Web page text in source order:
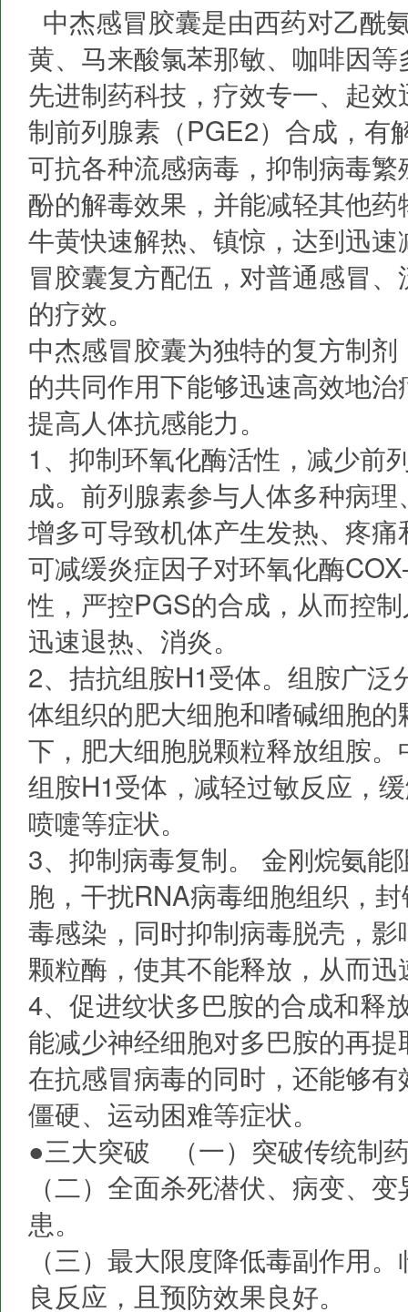
中杰感冒胶囊是由西药对乙酰
黄、马来酸氯苯那敏、咖啡因
先进制药科技，疗效专一、起
制前列腺素（PGE2）合成，有
可抗各种流感病毒，抑制病毒
酚的解毒效果，并能减轻其他
牛黄快速解热、镇惊，达到迅
冒胶囊复方配伍，对普通感冒
的疗效。
中杰感冒胶囊为独特的复方制
的共同作用下能够迅速高效地
提高人体抗感能力。
1、抑制环氧化酶活性，减少前
成。前列腺素参与人体多种病
增多可导致机体产生发热、疼
可减缓炎症因子对环氧化酶
性，严控PGS的合成，从而控
迅速退热、消炎。
2、拮抗组胺H1受体。组胺广
体组织的肥大细胞和嗜碱细胞
下，肥大细胞脱颗粒释放组胺
组胺H1受体，减轻过敏反应，
喷嚏等症状。
3、抑制病毒复制。 金刚烷氨
胞，干扰RNA病毒细胞组织，
毒感染，同时抑制病毒脱壳，
颗粒酶，使其不能释放，从而
4、促进纹状多巴胺的合成和释
能减少神经细胞对多巴胺的再
在抗感冒病毒的同时，还能够
僵硬、运动困难等症状。
●三大突破 （一）突破传统制
（二）全面杀死潜伏、病变、
患。
（三）最大限度降低毒副作用
良反应，且预防效果良好。